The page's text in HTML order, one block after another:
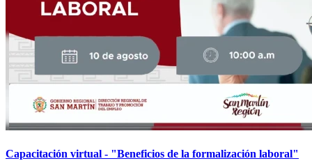
Capacitación virtual - "Beneficios de la formalización laboral"